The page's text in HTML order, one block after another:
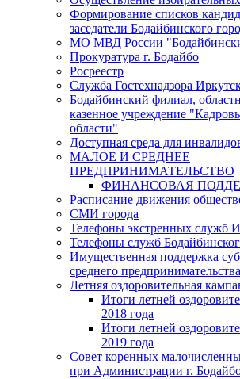
Формирование списков
заседатели Бодайбинского
МО МВД России
Прокуратура г. Бодайбо
Росреестр
Служба Гостехнадзора
Бодайбинский филиал,
казенное учреждение
области"
Доступная среда для
МАЛОЕ И СРЕДНЕЕ
ПРЕДПРИНИМАТЕЛЬСТВО
ФИНАНСОВАЯ
Расписание движения
СМИ города
Телефоны экстренных служб
Телефоны служб
Имущественная поддержка
среднего предпринимательства
Летняя оздоровительная
Итоги летней
2018 года
Итоги летней
2019 года
Совет коренных
при Администрации г.